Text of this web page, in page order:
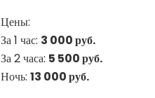
Цены:
За 1 час: 3 000 руб.
За 2 часа: 5 500 руб.
Ночь: 13 000 руб.